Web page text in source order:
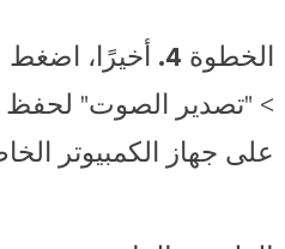
الخطوة 4.
أخيرًا،
على جهاز الكمبيوتر